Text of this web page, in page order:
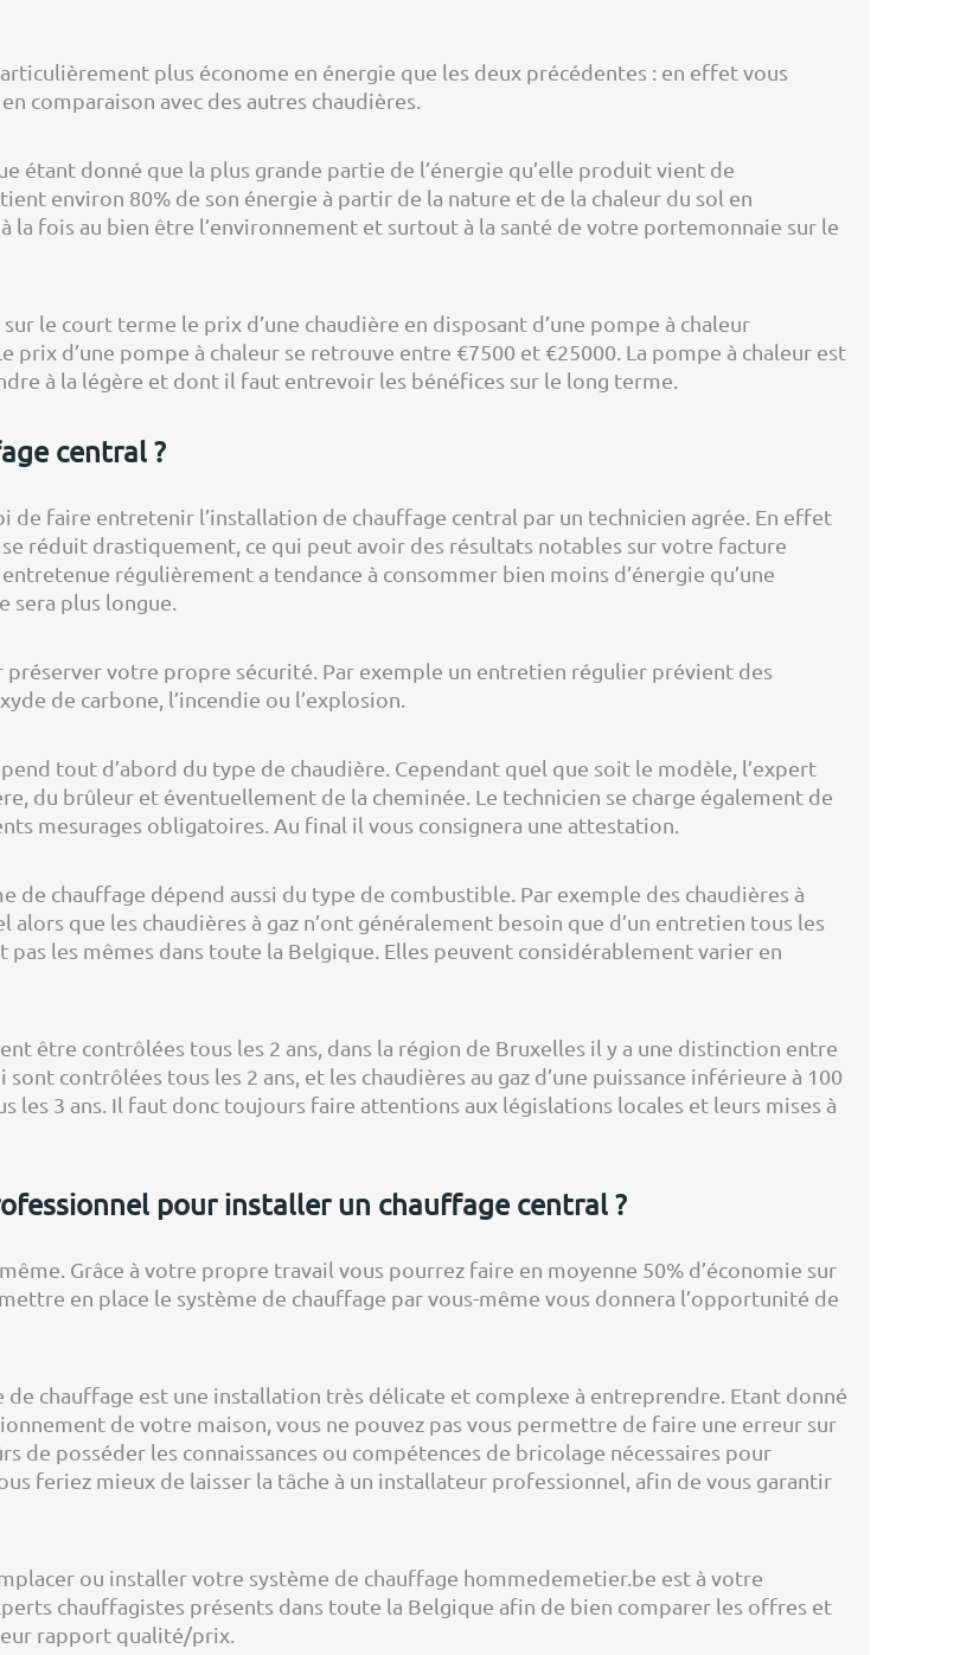
plus économe en énergie que les deux précédentes : en effet vous
comparaison avec des autres chaudières.
étant donné que la plus grande partie de l’énergie qu’elle produit vient de
environ 80% de son énergie à partir de la nature et de la chaleur du sol en
la fois au bien être l’environnement et surtout à la santé de votre portemonnaie sur le
le court terme le prix d’une chaudière en disposant d’une pompe à chaleur
prix d’une pompe à chaleur se retrouve entre €7500 et €25000. La pompe à chaleur est
à la légère et dont il faut entrevoir les bénéfices sur le long terme.
central ?
de faire entretenir l’installation de chauffage central par un technicien agrée. En effet
réduit drastiquement, ce qui peut avoir des résultats notables sur votre facture
régulièrement a tendance à consommer bien moins d’énergie qu’une
sera plus longue.
votre propre sécurité. Par exemple un entretien régulier prévient des
de carbone, l’incendie ou l’explosion.
tout d’abord du type de chaudière. Cependant quel que soit le modèle, l’expert
du brûleur et éventuellement de la cheminée. Le technicien se charge également de
mesurages obligatoires. Au final il vous consignera une attestation.
de chauffage dépend aussi du type de combustible. Par exemple des chaudières à
que les chaudières à gaz n’ont généralement besoin que d’un entretien tous les
pas les mêmes dans toute la Belgique. Elles peuvent considérablement varier en
être contrôlées tous les 2 ans, dans la région de Bruxelles il y a une distinction entre
contrôlées tous les 2 ans, et les chaudières au gaz d’une puissance inférieure à 100
les 3 ans. Il faut donc toujours faire attentions aux législations locales et leurs mises à
pour installer un chauffage central ?
Grâce à votre propre travail vous pourrez faire en moyenne 50% d’économie sur
en place le système de chauffage par vous-même vous donnera l’opportunité de
chauffage est une installation très délicate et complexe à entreprendre. Etant donné
de votre maison, vous ne pouvez pas vous permettre de faire une erreur sur
de posséder les connaissances ou compétences de bricolage nécessaires pour
feriez mieux de laisser la tâche à un installateur professionnel, afin de vous garantir
ou installer votre système de chauffage hommedemetier.be est à votre
chauffagistes présents dans toute la Belgique afin de bien comparer les offres et
rapport qualité/prix.